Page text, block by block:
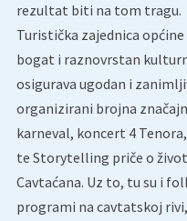
rezultat biti na tom tragu.
Turistička zajednica
bogat i raznovrstan
osigurava ugodan i
organizirani brojna
karneval, koncert 4
te Storytelling priče o
Cavtaćana. Uz to, tu su i
programi na cavtatskoj